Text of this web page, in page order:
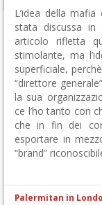
L’idea della mafia
stata discussa in
articolo rifletta
stimolante, ma
superficiale,
“direttore
la sua
ce l’ho tanto con
che in fin dei
esportare in
“brand”
Palermitan in